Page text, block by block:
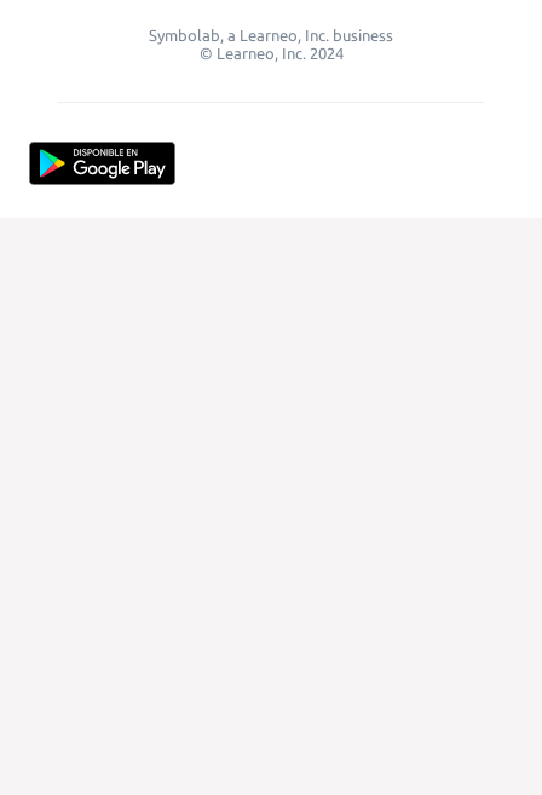
Symbolab, a Learneo, Inc. business
© Learneo, Inc. 2024